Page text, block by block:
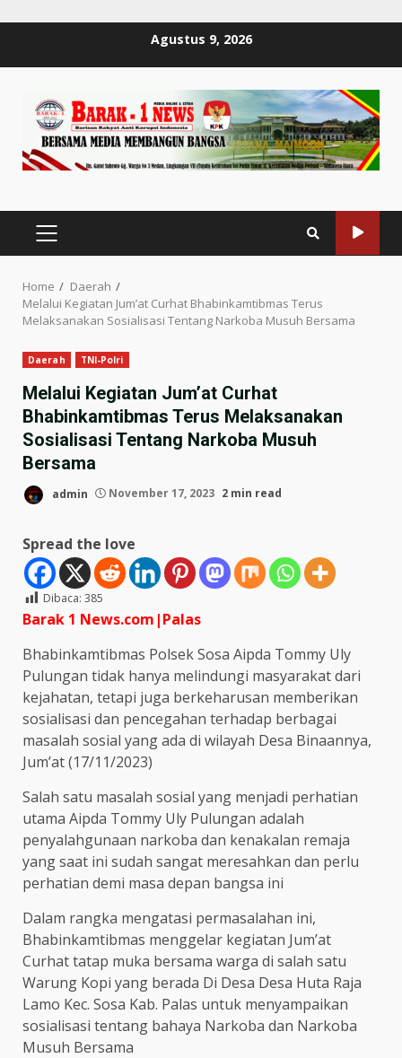
Agustus 9, 2026
PRIMARY
MENU
Home
Daerah
Melalui Kegiatan Jum’at Curhat Bhabinkamtibmas Terus
Melaksanakan Sosialisasi Tentang Narkoba Musuh Bersama
Daerah TNI-Polri
Melalui Kegiatan Jum’at Curhat
Bhabinkamtibmas Terus Melaksanakan
Sosialisasi Tentang Narkoba Musuh
Bersama
admin November 17, 2023 2 min read
Spread the love
Dibaca: 385
Barak 1 News.com|Palas
Bhabinkamtibmas Polsek Sosa Aipda Tommy Uly
Pulungan tidak hanya melindungi masyarakat dari
kejahatan, tetapi juga berkeharusan memberikan
sosialisasi dan pencegahan terhadap berbagai
masalah sosial yang ada di wilayah Desa Binaannya,
Jum’at (17/11/2023)
Salah satu masalah sosial yang menjadi perhatian
utama Aipda Tommy Uly Pulungan adalah
penyalahgunaan narkoba dan kenakalan remaja
yang saat ini sudah sangat meresahkan dan perlu
perhatian demi masa depan bangsa ini
Dalam rangka mengatasi permasalahan ini,
Bhabinkamtibmas menggelar kegiatan Jum’at
Curhat tatap muka bersama warga di salah satu
Warung Kopi yang berada Di Desa Desa Huta Raja
Lamo Kec. Sosa Kab. Palas untuk menyampaikan
sosialisasi tentang bahaya Narkoba dan Narkoba
Musuh Bersama